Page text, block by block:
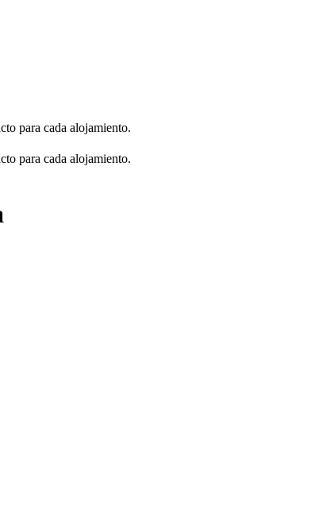
para cada alojamiento.
para cada alojamiento.